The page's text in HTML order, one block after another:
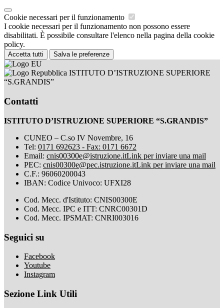
Cookie necessari per il funzionamento
I cookie necessari per il funzionamento non possono essere
disabilitati. È possibile consultare l'elenco nella pagina della cookie
policy.
Accetta tutti Salva le preferenze
ISTITUTO D’ISTRUZIONE SUPERIORE
“S.GRANDIS”
Contatti
ISTITUTO D’ISTRUZIONE SUPERIORE “S.GRANDIS”
CUNEO – C.so IV Novembre, 16
Tel: 0171 692623 - Fax: 0171 6672
Email: cnis00300e@istruzione.itLink per inviare una mail
PEC: cnis00300e@pec.istruzione.itLink per inviare una mail
C.F.: 96060200043
IBAN: Codice Univoco: UFXI28
Cod. Mecc. d'Istituto: CNIS00300E
Cod. Mecc. IPC e ITT: CNRC00301D
Cod. Mecc. IPSMAT: CNRI003016
Seguici su
Facebook
Youtube
Instagram
Sezione Link Utili